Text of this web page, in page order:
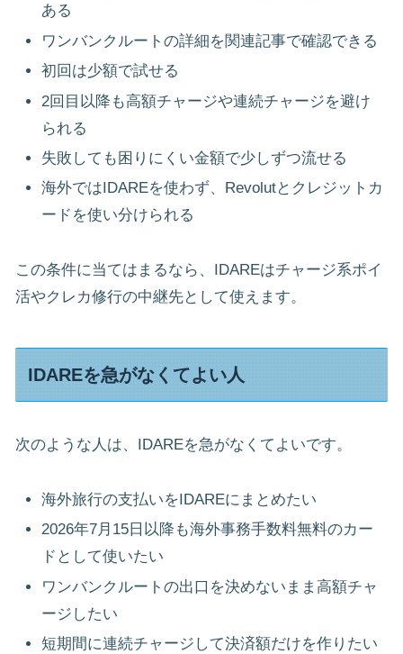
ある
ワンバンクルートの詳細を関連記事で確認できる
初回は少額で試せる
2回目以降も高額チャージや連続チャージを避け
られる
失敗しても困りにくい金額で少しずつ流せる
海外ではIDAREを使わず、Revolutとクレジットカ
ードを使い分けられる
この条件に当てはまるなら、IDAREはチャージ系ポイ
活やクレカ修行の中継先として使えます。
IDAREを急がなくてよい人
次のような人は、IDAREを急がなくてよいです。
海外旅行の支払いをIDAREにまとめたい
2026年7月15日以降も海外事務手数料無料のカー
ドとして使いたい
ワンバンクルートの出口を決めないまま高額チャ
ージしたい
短期間に連続チャージして決済額だけを作りたい